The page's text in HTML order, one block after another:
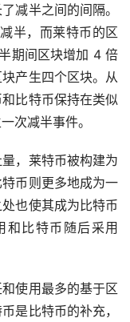
减半之间的间隔。
半，而莱特币的区
期间区块增加 4 倍
产生四个区块。从
比特币保持在类似
次减半事件。
，莱特币被构建为
币则更多地成为一
也使其成为比特币
和比特币随后采用
使用最多的基于区
是比特币的补充，